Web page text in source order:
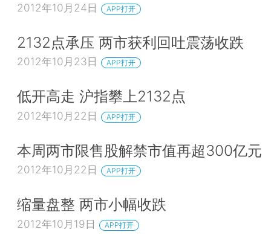
2012年10月24日 APP打开
2132点承压 两市获利回吐震荡收跌
2012年10月23日 APP打开
低开高走 沪指攀上2132点
2012年10月22日 APP打开
本周两市限售股解禁市值再超300亿元
2012年10月22日 APP打开
缩量盘整 两市小幅收跌
2012年10月19日 APP打开